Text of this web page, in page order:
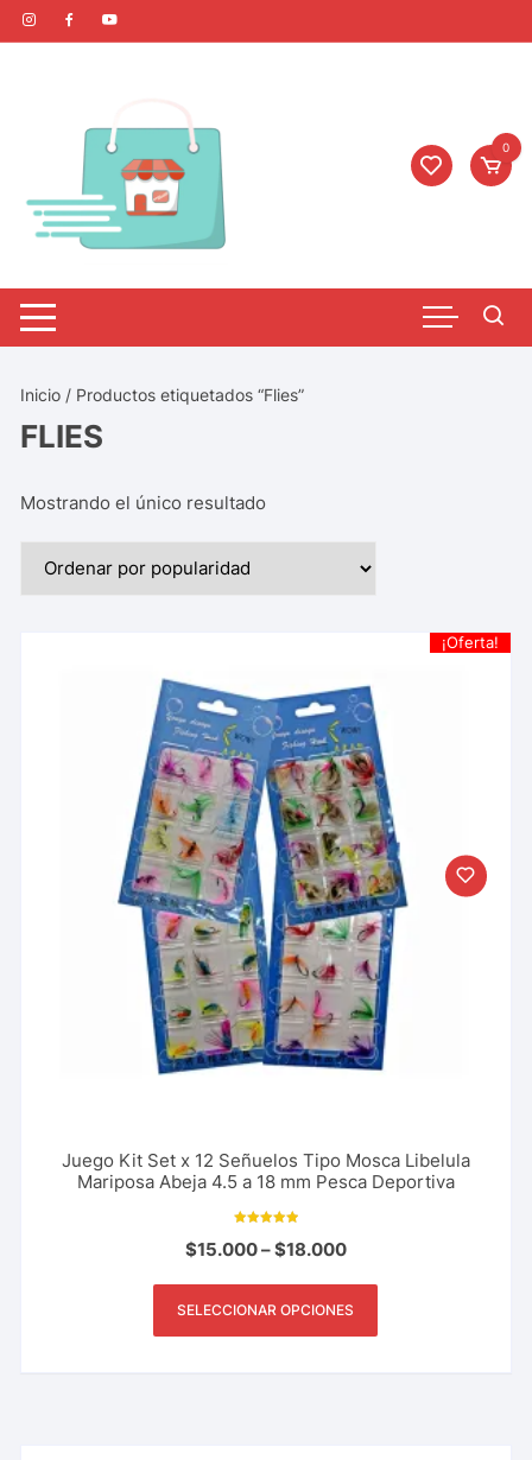
0
Inicio / Productos etiquetados “Flies”
FLIES
Mostrando el único resultado
¡Oferta!
Juego Kit Set x 12 Señuelos Tipo Mosca Libelula
Mariposa Abeja 4.5 a 18 mm Pesca Deportiva
10.00
de 5
$15.000–$18.000
SELECCIONAR OPCIONES